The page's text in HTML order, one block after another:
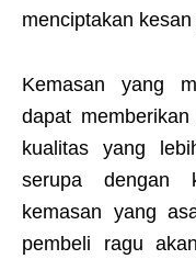
menciptakan
Kemasan yang
dapat
kualitas yang
serupa dengan
kemasan yang
pembeli ragu